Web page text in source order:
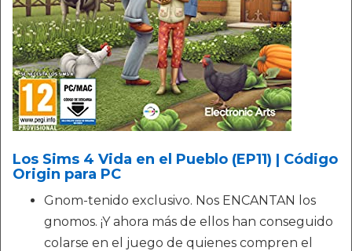
Los Sims 4 Vida en el Pueblo (EP11) | Código
Origin para PC
Gnom-tenido exclusivo. Nos ENCANTAN los
gnomos. ¡Y ahora más de ellos han conseguido
colarse en el juego de quienes compren el